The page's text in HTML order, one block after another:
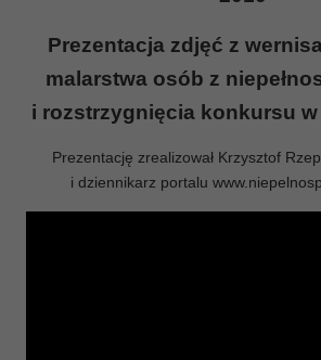
Prezentacja zdjęć z
malarstwa osób z
i rozstrzygnięcia konkursu w
Prezentację zrealizował Krzysztof
i dziennikarz portalu